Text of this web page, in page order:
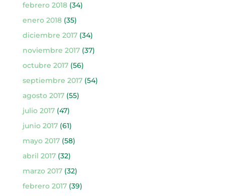
febrero 2018(34)
enero 2018(35)
diciembre 2017(34)
noviembre 2017(37)
octubre 2017(56)
septiembre 2017(54)
agosto 2017(55)
julio 2017(47)
junio 2017(61)
mayo 2017(58)
abril 2017(32)
marzo 2017(32)
febrero 2017(39)